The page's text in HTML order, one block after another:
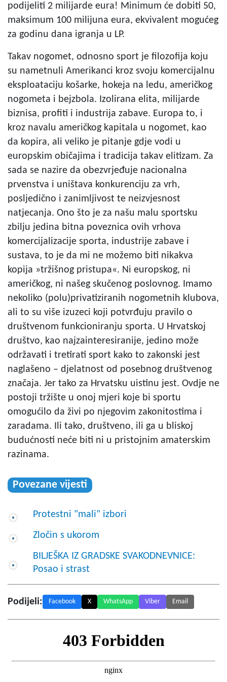
podijeliti 2 milijarde eura! Minimum će dobiti 50,
maksimum 100 milijuna eura, ekvivalent mogućeg
za godinu dana igranja u LP.
Takav nogomet, odnosno sport je filozofija koju
su nametnuli Amerikanci kroz svoju komercijalnu
eksploataciju košarke, hokeja na ledu, američkog
nogometa i bejzbola. Izolirana elita, milijarde
biznisa, profiti i industrija zabave. Europa to, i
kroz navalu američkog kapitala u nogomet, kao
da kopira, ali veliko je pitanje gdje vodi u
europskim običajima i tradicija takav elitizam. Za
sada se nazire da obezvrjeđuje nacionalna
prvenstva i uništava konkurenciju za vrh,
posljedično i zanimljivost te neizvjesnost
natjecanja. Ono što je za našu malu sportsku
zbilju jedina bitna poveznica ovih vrhova
komercijalizacije sporta, industrije zabave i
sustava, to je da mi ne možemo biti nikakva
kopija »tržišnog pristupa«. Ni europskog, ni
američkog, ni našeg skučenog poslovnog. Imamo
nekoliko (polu)privatiziranih nogometnih klubova,
ali to su više izuzeci koji potvrđuju pravilo o
društvenom funkcioniranju sporta. U Hrvatskoj
društvo, kao najzainteresiranije, jedino može
održavati i tretirati sport kako to zakonski jest
naglašeno – djelatnost od posebnog društvenog
značaja. Jer tako za Hrvatsku uistinu jest. Ovdje ne
postoji tržište u onoj mjeri koje bi sportu
omogućilo da živi po njegovim zakonitostima i
zaradama. Ili tako, društveno, ili ga u bliskoj
budućnosti neće biti ni u pristojnim amaterskim
razinama.
Povezane vijesti
Protestni "mali" izbori
Zločin s ukorom
BILJEŠKA IZ GRADSKE SVAKODNEVNICE:
Posao i strast
Podijeli: Facebook X WhatsApp Viber Email